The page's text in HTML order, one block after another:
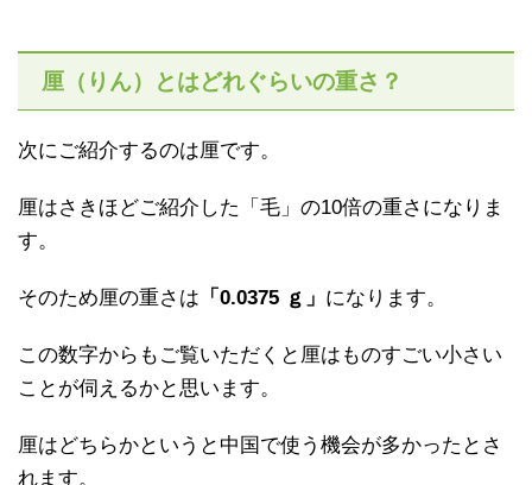
厘（りん）とはどれぐらいの重さ？
次にご紹介するのは厘です。
厘はさきほどご紹介した「毛」の10倍の重さになりま
す。
そのため厘の重さは 「0.0375 ｇ」 になります。
この数字からもご覧いただくと厘はものすごい小さい
ことが伺えるかと思います。
厘はどちらかというと中国で使う機会が多かったとさ
れます。